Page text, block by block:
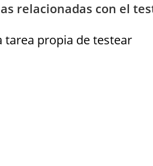
relacionadas con el
tarea propia de testear